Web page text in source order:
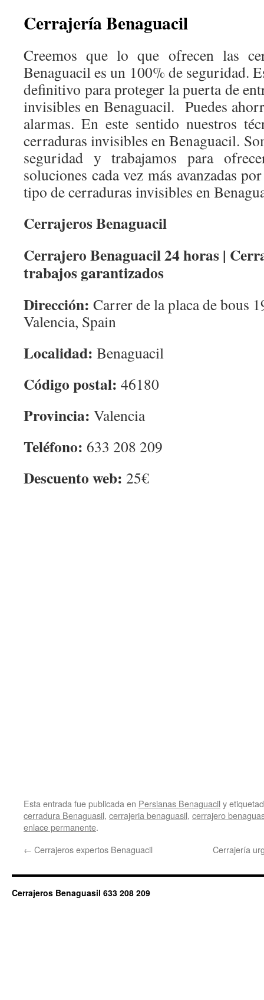
Cerrajería Benaguacil
Creemos que lo que ofrecen las
Benaguacil es un 100% de seguridad.
definitivo para proteger la puerta de
invisibles en Benaguacil. Puedes
alarmas. En este sentido nuestros
cerraduras invisibles en Benaguacil.
seguridad y trabajamos para
soluciones cada vez más avanzadas
tipo de cerraduras invisibles en
Cerrajeros Benaguacil
Cerrajero Benaguacil 24 horas |
trabajos garantizados
Dirección: Carrer de la placa de bous
Valencia, Spain
Localidad: Benaguacil
Código postal: 46180
Provincia: Valencia
Teléfono: 633 208 209
Descuento web: 25€
Esta entrada fue publicada en Persianas Benaguacil y
cerradura Benaguasil, cerrajeria benaguasil, cerrajero
enlace permanente.
← Cerrajeros expertos Benaguacil Cerrajería
Cerrajeros Benaguasil 633 208 209